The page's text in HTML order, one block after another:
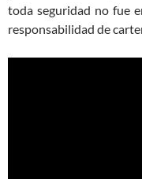
toda seguridad no fue
responsabilidad de